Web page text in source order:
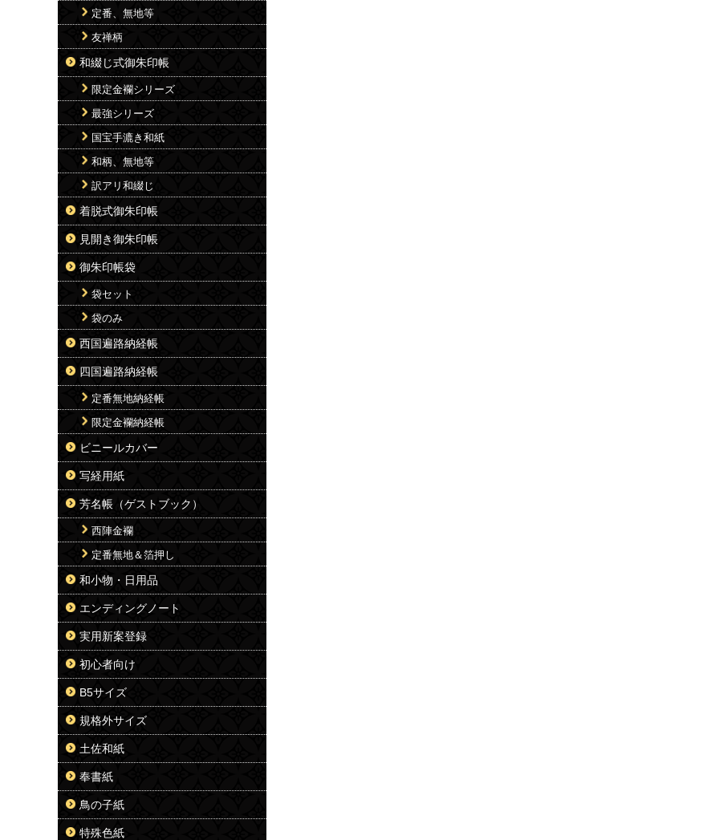
定番、無地等
友禅柄
和綴じ式御朱印帳
限定金襴シリーズ
最強シリーズ
国宝手漉き和紙
和柄、無地等
訳アリ和綴じ
着脱式御朱印帳
見開き御朱印帳
御朱印帳袋
袋セット
袋のみ
西国遍路納経帳
四国遍路納経帳
定番無地納経帳
限定金襴納経帳
ビニールカバー
写経用紙
芳名帳（ゲストブック）
西陣金襴
定番無地＆箔押し
和小物・日用品
エンディングノート
実用新案登録
初心者向け
B5サイズ
規格外サイズ
土佐和紙
奉書紙
鳥の子紙
特殊色紙